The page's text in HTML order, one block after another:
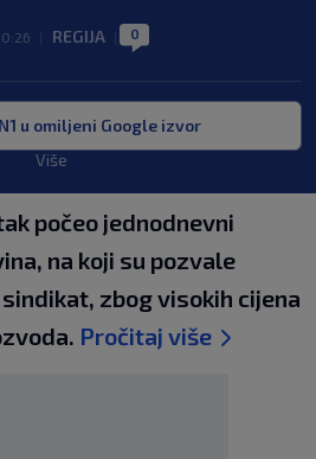
REGIJA 0
u omiljeni Google izvor
Više
počeo jednodnevni
na koji su pozvale
zbog visokih cijena
Pročitaj više